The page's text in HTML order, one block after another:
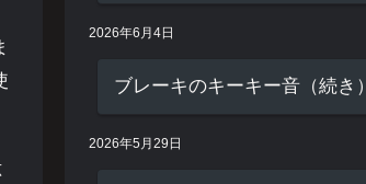
2026年6月4日
ブレーキのキーキー音（続き）
2026年5月29日